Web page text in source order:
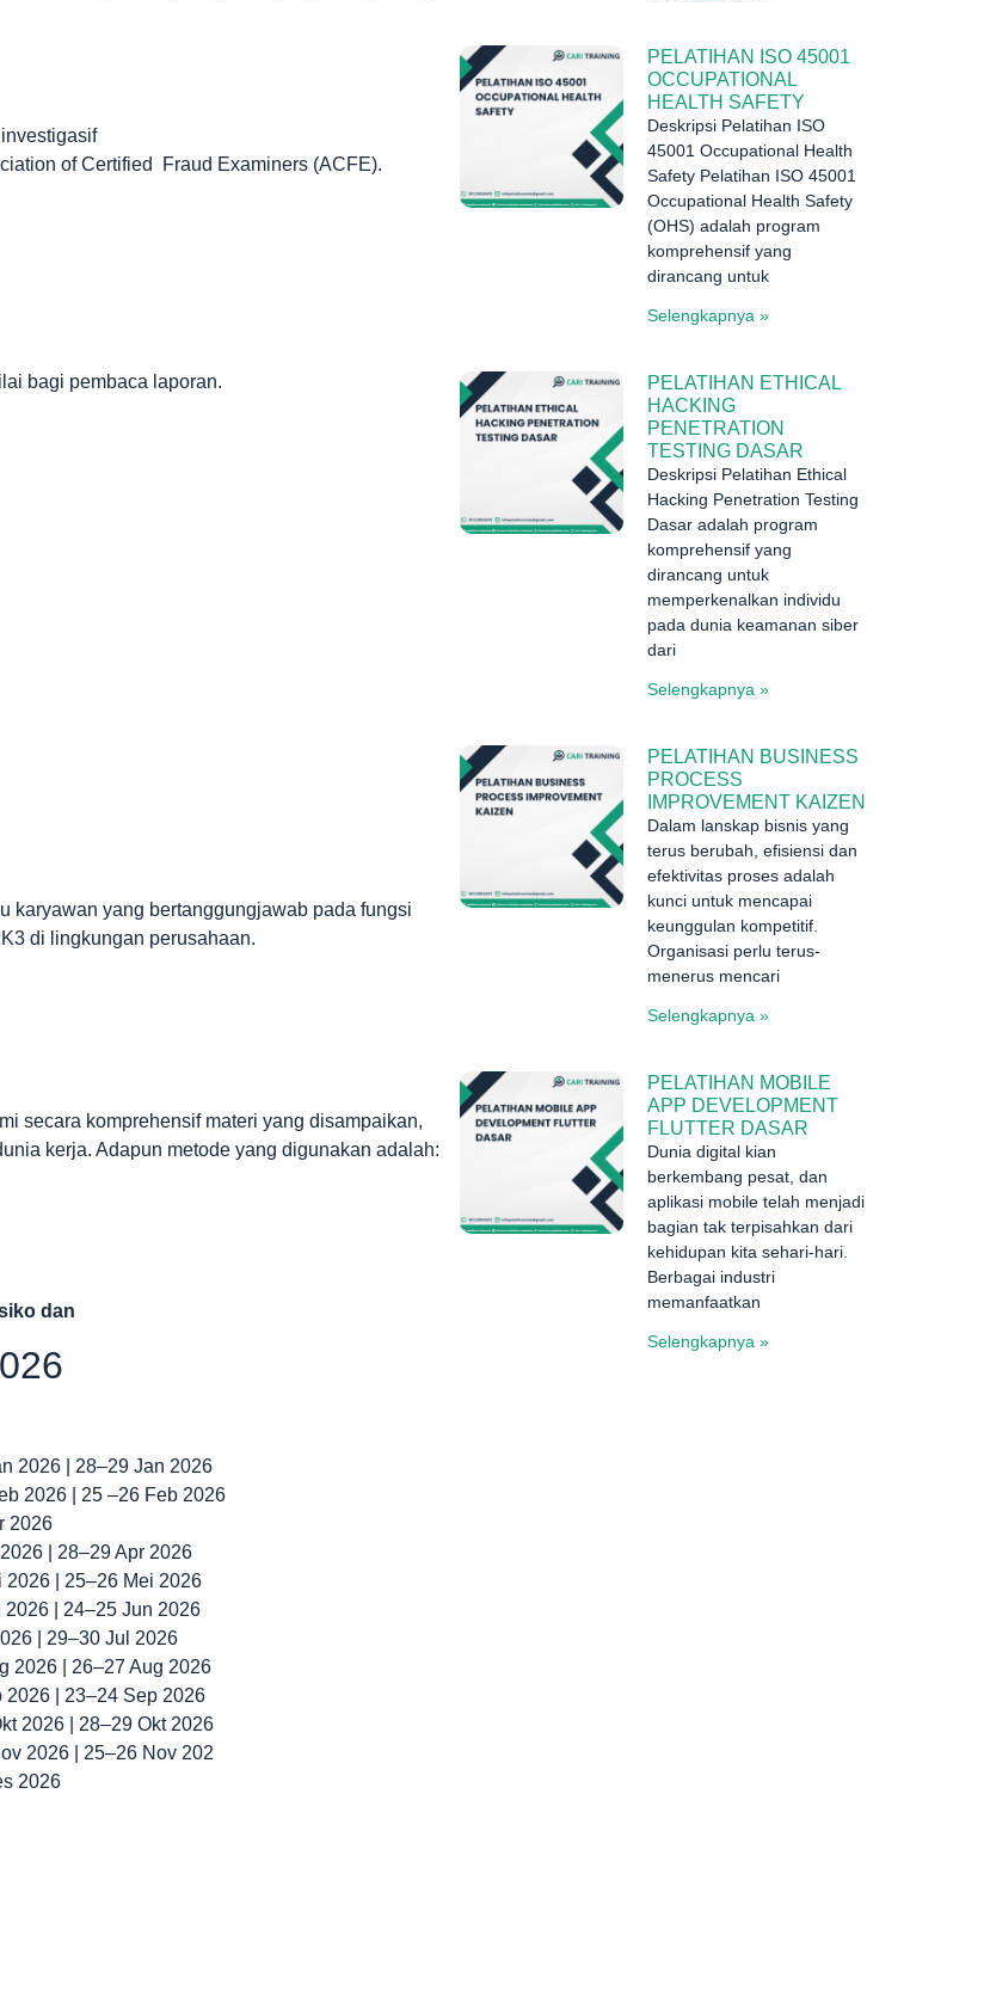
of Certified Fraud Examiners (ACFE).
bagi pembaca laporan.
karyawan yang bertanggungjawab pada fungsi
di lingkungan perusahaan.
secara komprehensif materi yang disampaikan,
kerja. Adapun metode yang digunakan adalah:
dan
2026 | 28–29 Jan 2026
2026 | 25 –26 Feb 2026
2026
| 28–29 Apr 2026
2026 | 25–26 Mei 2026
2026 | 24–25 Jun 2026
| 29–30 Jul 2026
2026 | 26–27 Aug 2026
2026 | 23–24 Sep 2026
2026 | 28–29 Okt 2026
2026 | 25–26 Nov 202
2026
PELATIHAN ISO 45001
OCCUPATIONAL
HEALTH SAFETY
Deskripsi Pelatihan ISO
45001 Occupational Health
Safety Pelatihan ISO 45001
Occupational Health Safety
(OHS) adalah program
komprehensif yang
dirancang untuk
Selengkapnya »
PELATIHAN ETHICAL
HACKING
PENETRATION
TESTING DASAR
Deskripsi Pelatihan Ethical
Hacking Penetration Testing
Dasar adalah program
komprehensif yang
dirancang untuk
memperkenalkan individu
pada dunia keamanan siber
dari
Selengkapnya »
PELATIHAN BUSINESS
PROCESS
IMPROVEMENT KAIZEN
Dalam lanskap bisnis yang
terus berubah, efisiensi dan
efektivitas proses adalah
kunci untuk mencapai
keunggulan kompetitif.
Organisasi perlu terus-
menerus mencari
Selengkapnya »
PELATIHAN MOBILE
APP DEVELOPMENT
FLUTTER DASAR
Dunia digital kian
berkembang pesat, dan
aplikasi mobile telah menjadi
bagian tak terpisahkan dari
kehidupan kita sehari-hari.
Berbagai industri
memanfaatkan
Selengkapnya »